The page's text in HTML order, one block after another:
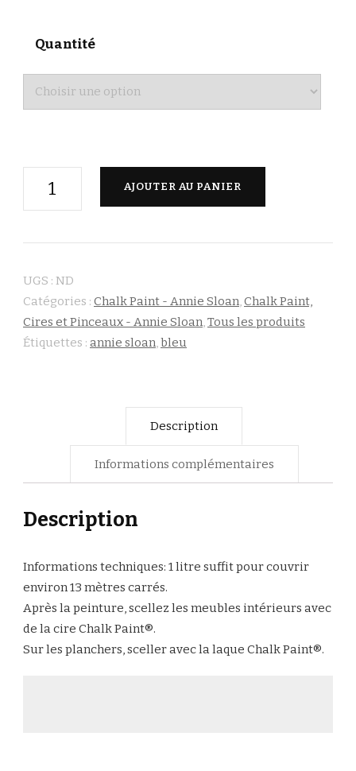
Quantité
Blue
Annie
Sloan
AJOUTER AU PANIER
UGS : ND
Catégories : Chalk Paint - Annie Sloan Chalk Paint,
Cires et Pinceaux - Annie Sloan Tous les produits
Étiquettes : annie sloan bleu
Description
Informations complémentaires
Description
Informations techniques: 1 litre suffit pour couvrir
environ 13 mètres carrés.
Après la peinture, scellez les meubles intérieurs avec
de la cire Chalk Paint®.
Sur les planchers, sceller avec la laque Chalk Paint®.